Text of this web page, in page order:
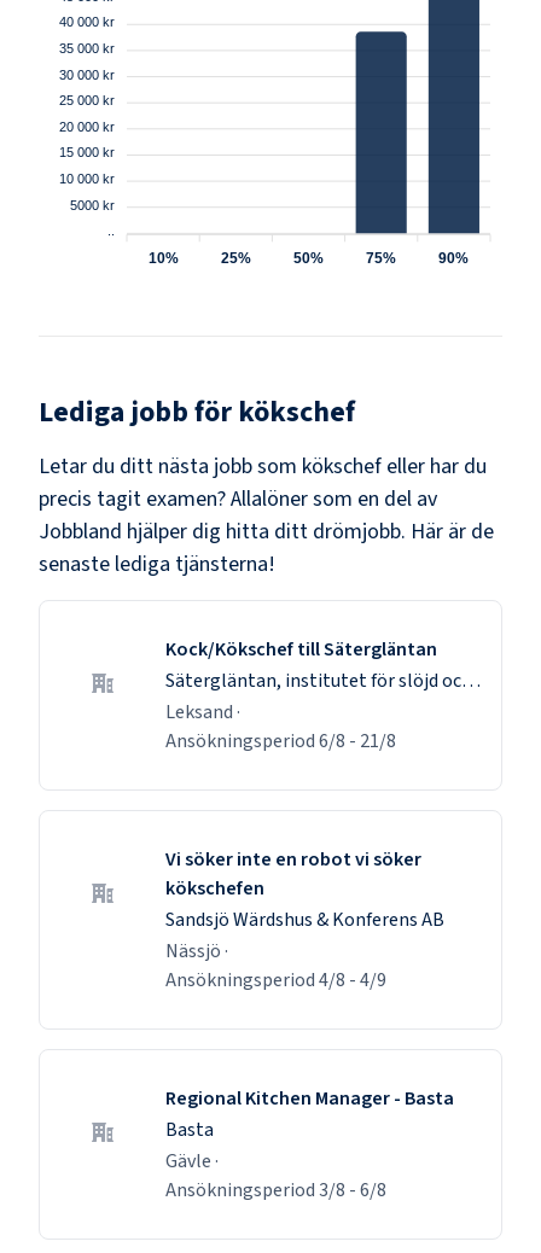
40 000 kr
35 000 kr
30 000 kr
25 000 kr
20 000 kr
15 000 kr
10 000 kr
5000 kr
10% 25% 50% 75% 90%
Lediga jobb för kökschef
Letar du ditt nästa jobb som kökschef eller har du
precis tagit examen? Allalöner som en del av
Jobbland hjälper dig hitta ditt drömjobb. Här är de
senaste lediga tjänsterna!
Kock/Kökschef till Sätergläntan
Sätergläntan, institutet för slöjd och hantverk, EK FÖR
Leksand ·
Ansökningsperiod6/8 - 21/8
Vi söker inte en robot vi söker
kökschefen
Sandsjö Wärdshus & Konferens AB
Nässjö ·
Ansökningsperiod4/8 -4/9
Regional Kitchen Manager - Basta
Basta
Gävle ·
Ansökningsperiod3/8 -6/8